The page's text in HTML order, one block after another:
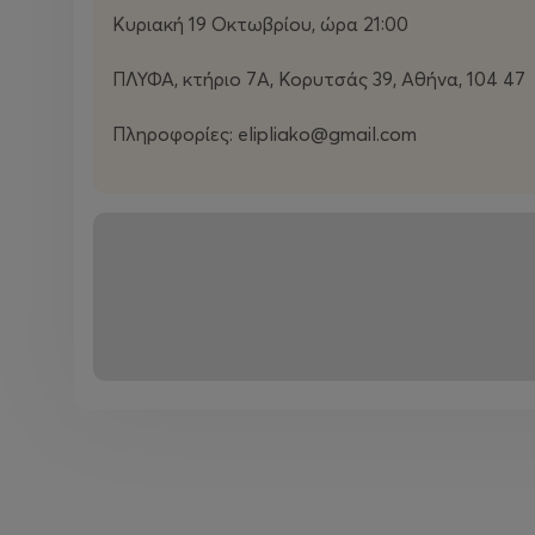
Κυριακή 19 Οκτωβρίου, ώρα 21:00
ΠΛΥΦΑ, κτήριο 7Α, Κορυτσάς 39, Αθήνα, 104 47
Πληροφορίες: elipliako@gmail.com